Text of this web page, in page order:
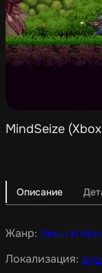
MindSeize
Описание
Жанр: Экшн и
Локализация: